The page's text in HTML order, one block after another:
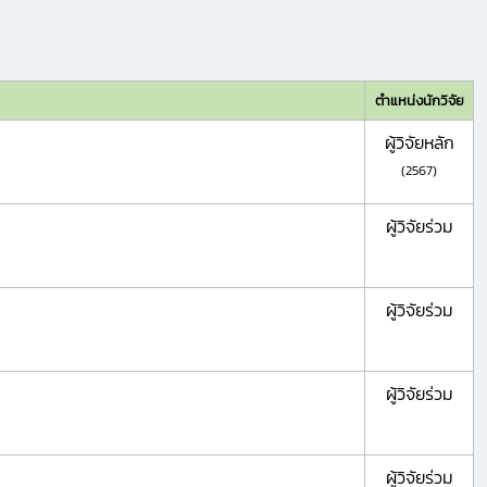
ตำแหน่งนักวิจัย
ผู้วิจัยหลัก
(2567)
ผู้วิจัยร่วม
ผู้วิจัยร่วม
ผู้วิจัยร่วม
ผู้วิจัยร่วม